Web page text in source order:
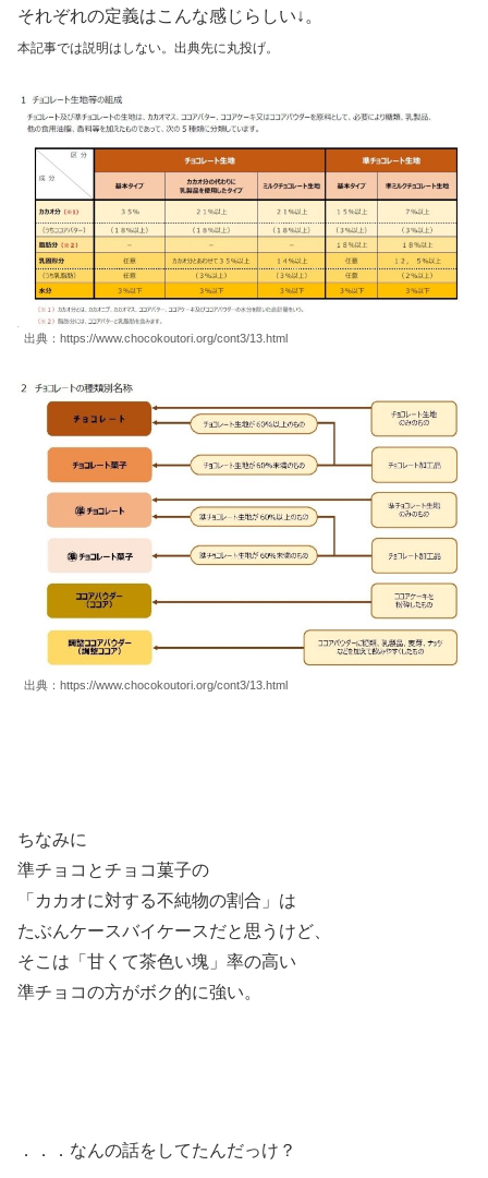
それぞれの定義はこんな感じらしい↓。
本記事では説明はしない。出典先に丸投げ。
出典：https://www.chocokoutori.org/cont3/13.html
出典：https://www.chocokoutori.org/cont3/13.html
ちなみに
準チョコとチョコ菓子の
「カカオに対する不純物の割合」は
たぶんケースバイケースだと思うけど、
そこは「甘くて茶色い塊」率の高い
準チョコの方がボク的に強い。
．．．なんの話をしてたんだっけ？